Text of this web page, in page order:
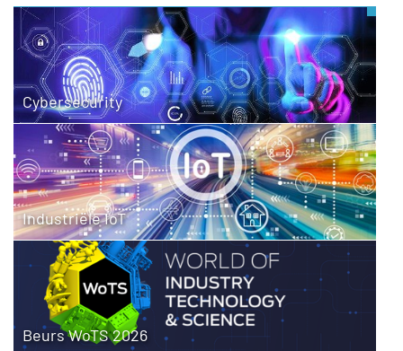
Cybersecurity
Industriële IoT
Beurs WoTS 2026